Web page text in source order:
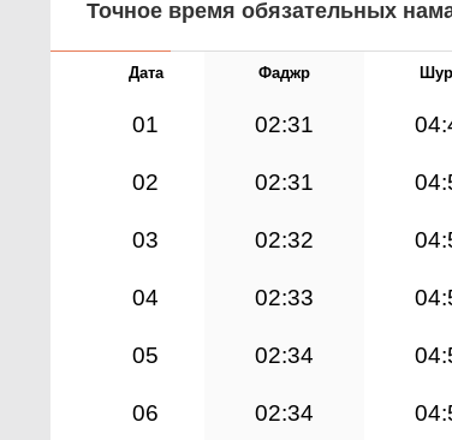
Точное время обязательных
Дата Фаджр
01 02:31
02 02:31
03 02:32
04 02:33
05 02:34
06 02:34